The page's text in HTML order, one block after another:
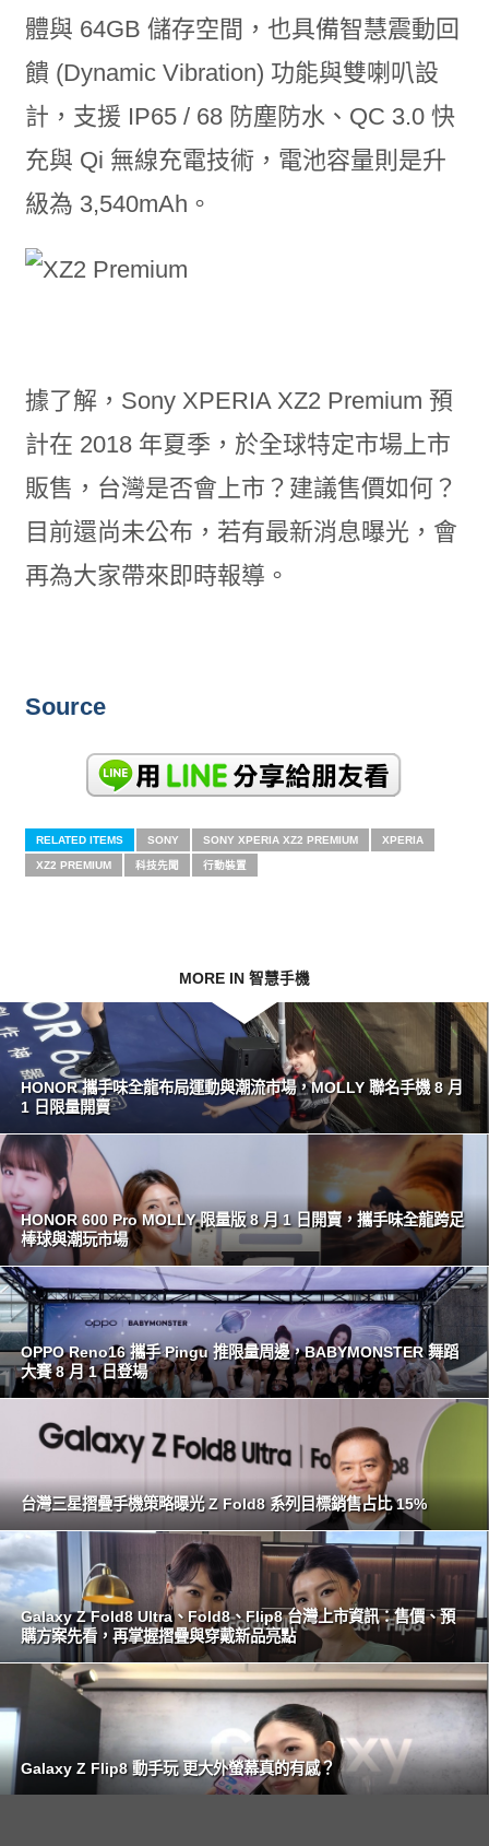
體與 64GB 儲存空間，也具備智慧震動回
饋 (Dynamic Vibration) 功能與雙喇叭設
計，支援 IP65 / 68 防塵防水、QC 3.0 快
充與 Qi 無線充電技術，電池容量則是升
級為 3,540mAh。
據了解，Sony XPERIA XZ2 Premium 預
計在 2018 年夏季，於全球特定市場上市
販售，台灣是否會上市？建議售價如何？
目前還尚未公布，若有最新消息曝光，會
再為大家帶來即時報導。
Source
RELATED ITEMS SONY SONY XPERIA XZ2 PREMIUM XPERIA
XZ2 PREMIUM 科技先聞 行動裝置
MORE IN 智慧手機
HONOR 攜手味全龍布局運動與潮流市場，MOLLY 聯名手機 8 月
1 日限量開賣
HONOR 600 Pro MOLLY 限量版 8 月 1 日開賣，攜手味全龍跨足
棒球與潮玩市場
OPPO Reno16 攜手 Pingu 推限量周邊，BABYMONSTER 舞蹈
大賽 8 月 1 日登場
台灣三星摺疊手機策略曝光 Z Fold8 系列目標銷售占比 15%
Galaxy Z Fold8 Ultra、Fold8、Flip8 台灣上市資訊：售價、預
購方案先看，再掌握摺疊與穿戴新品亮點
Galaxy Z Flip8 動手玩 更大外螢幕真的有感？